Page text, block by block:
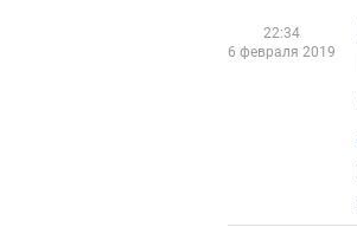
22:34
6 февраля 2019